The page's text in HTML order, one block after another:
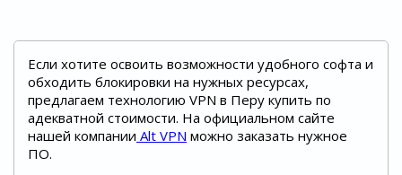
Если хотите освоить возможности удобного софта и
обходить блокировки на нужных ресурсах,
предлагаем технологию VPN в Перу купить по
адекватной стоимости. На официальном сайте
нашей компании Alt VPN можно заказать нужное
ПО.